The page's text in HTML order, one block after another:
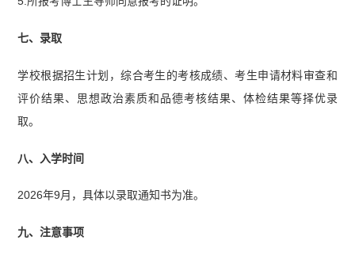
七、录取
学校根据招生计划，综合考生的考核成绩、考生申请材料审查和
评价结果、思想政治素质和品德考核结果、体检结果等择优录
取。
八、入学时间
2026年9月，具体以录取通知书为准。
九、注意事项